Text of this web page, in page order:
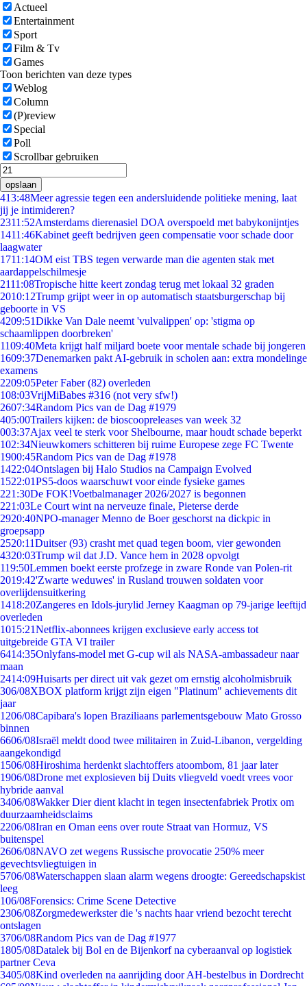
Actueel
Entertainment
Sport
Film & Tv
Games
Toon berichten van deze types
Weblog
Column
(P)review
Special
Poll
Scrollbar gebruiken
opslaan
413:48Meer agressie tegen een andersluidende politieke mening, laat
jij je intimideren?
2311:52Amsterdams dierenasiel DOA overspoeld met babykonijntjes
1411:46Kabinet geeft bedrijven geen compensatie voor schade door
laagwater
1711:14OM eist TBS tegen verwarde man die agenten stak met
aardappelschilmesje
2111:08Tropische hitte keert zondag terug met lokaal 32 graden
2010:12Trump grijpt weer in op automatisch staatsburgerschap bij
geboorte in VS
4209:51Dikke Van Dale neemt 'vulvalippen' op: 'stigma op
schaamlippen doorbreken'
1109:40Meta krijgt half miljard boete voor mentale schade bij jongeren
1609:37Denemarken pakt AI-gebruik in scholen aan: extra mondelinge
examens
2209:05Peter Faber (82) overleden
108:03VrijMiBabes #316 (not very sfw!)
2607:34Random Pics van de Dag #1979
405:00Trailers kijken: de bioscoopreleases van week 32
003:37Ajax veel te sterk voor Shelbourne, maar houdt schade beperkt
102:34Nieuwkomers schitteren bij ruime Europese zege FC Twente
1900:45Random Pics van de Dag #1978
1422:04Ontslagen bij Halo Studios na Campaign Evolved
1522:01PS5-doos waarschuwt voor einde fysieke games
221:30De FOK!Voetbalmanager 2026/2027 is begonnen
221:03Le Court wint na nerveuze finale, Pieterse derde
2920:40NPO-manager Menno de Boer geschorst na dickpic in
groepsapp
2520:11Duitser (93) crasht met quad tegen boom, vier gewonden
4320:03Trump wil dat J.D. Vance hem in 2028 opvolgt
119:50Lemmen boekt eerste profzege in zware Ronde van Polen-rit
2019:42'Zwarte weduwes' in Rusland trouwen soldaten voor
overlijdensuitkering
1418:20Zangeres en Idols-jurylid Jerney Kaagman op 79-jarige leeftijd
overleden
1015:21Netflix-abonnees krijgen exclusieve early access tot
uitgebreide GTA VI trailer
6414:35Onlyfans-model met G-cup wil als NASA-ambassadeur naar
maan
2414:09Huisarts per direct uit vak gezet om ernstig alcoholmisbruik
306/08XBOX platform krijgt zijn eigen "Platinum" achievements dit
jaar
1206/08Capibara's lopen Braziliaans parlementsgebouw Mato Grosso
binnen
6606/08Israël meldt dood twee militairen in Zuid-Libanon, vergelding
aangekondigd
1506/08Hiroshima herdenkt slachtoffers atoombom, 81 jaar later
1906/08Drone met explosieven bij Duits vliegveld voedt vrees voor
hybride aanval
3406/08Wakker Dier dient klacht in tegen insectenfabriek Protix om
duurzaamheidsclaims
2206/08Iran en Oman eens over route Straat van Hormuz, VS
buitenspel
2606/08NAVO zet wegens Russische provocatie 250% meer
gevechtsvliegtuigen in
5706/08Waterschappen slaan alarm wegens droogte: Gereedschapskist
leeg
106/08Forensics: Crime Scene Detective
2306/08Zorgmedewerkster die 's nachts haar vriend bezocht terecht
ontslagen
3706/08Random Pics van de Dag #1977
1805/08Datalek bij Bol en de Bijenkorf na cyberaanval op logistiek
partner Ceva
3405/08Kind overleden na aanrijding door AH-bestelbus in Dordrecht